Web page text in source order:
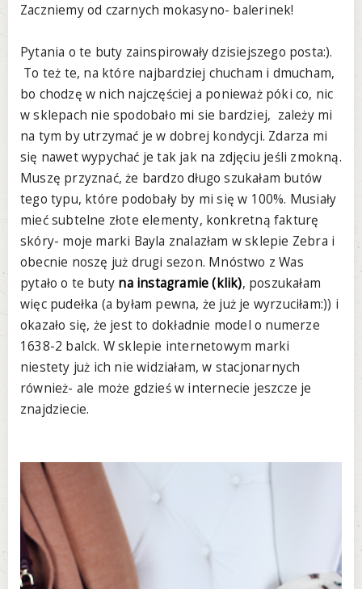
Zaczniemy od czarnych mokasyno- balerinek!
Pytania o te buty zainspirowały dzisiejszego posta:).
To też te, na które najbardziej chucham i dmucham,
bo chodzę w nich najczęściej a ponieważ póki co, nic
w sklepach nie spodobało mi sie bardziej, zależy mi
na tym by utrzymać je w dobrej kondycji. Zdarza mi
się nawet wypychać je tak jak na zdjęciu jeśli zmokną.
Muszę przyznać, że bardzo długo szukałam butów
tego typu, które podobały by mi się w 100%. Musiały
mieć subtelne złote elementy, konkretną fakturę
skóry- moje marki Bayla znalazłam w sklepie Zebra i
obecnie noszę już drugi sezon. Mnóstwo z Was
pytało o te buty na instagramie (klik), poszukałam
więc pudełka (a byłam pewna, że już je wyrzuciłam:)) i
okazało się, że jest to dokładnie model o numerze
1638-2 balck. W sklepie internetowym marki
niestety już ich nie widziałam, w stacjonarnych
również- ale może gdzieś w internecie jeszcze je
znajdziecie.